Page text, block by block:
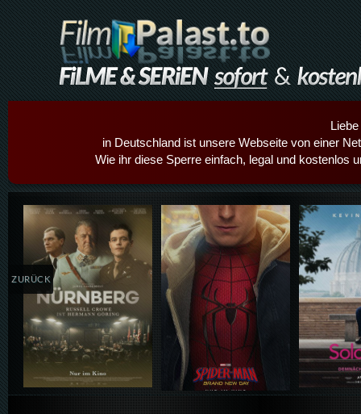
in Deutschland ist unsere Webseite von einer
Wie ihr diese Sperre einfach, legal und kostenlos
Details,Play Details,Play
ZURÜCK